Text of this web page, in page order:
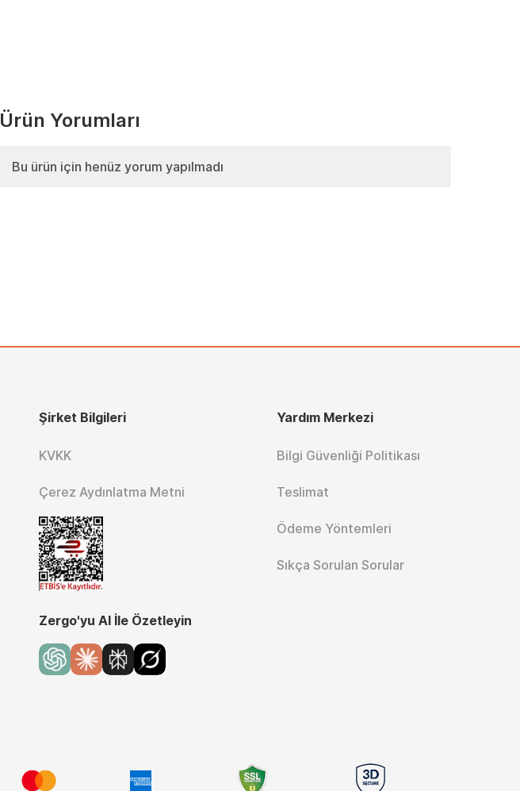
Ürün Yorumları
Bu ürün için henüz yorum yapılmadı
Şirket Bilgileri
KVKK
Çerez Aydınlatma Metni
Yardım Merkezi
Bilgi Güvenliği Politikası
Teslimat
Ödeme Yöntemleri
Sıkça Sorulan Sorular
Zergo'yu AI İle Özetleyin